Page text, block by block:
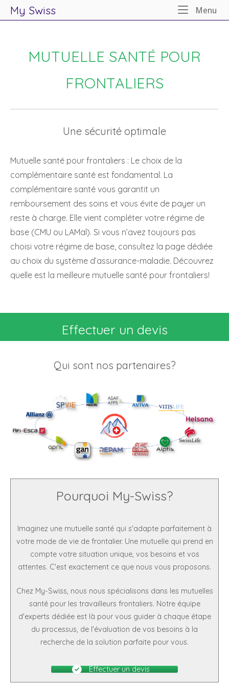
My Swiss Menu
MUTUELLE SANTÉ POUR
FRONTALIERS
Une sécurité optimale
Mutuelle santé pour frontaliers : Le choix de la
complémentaire santé est fondamental. La
complémentaire santé vous garantit un
remboursement des soins et vous évite de payer un
reste à charge. Elle vient compléter votre régime de
base (CMU ou LAMal). Si vous n’avez toujours pas
choisi votre régime de base, consultez la page dédiée
au choix du système d’assurance-maladie. Découvrez
quelle est la meilleure mutuelle santé pour frontaliers!
Effectuer un devis
Qui sont nos partenaires?
Pourquoi My-Swiss?
Imaginez une mutuelle santé qui s'adapte parfaitement à
votre mode de vie de frontalier. Une mutuelle qui prend en
compte votre situation unique, vos besoins et vos
attentes. C'est exactement ce que nous vous proposons.
Chez My-Swiss, nous nous spécialisons dans les mutuelles
santé pour les travailleurs frontaliers. Notre équipe
d'experts dédiée est là pour vous guider à chaque étape
du processus, de l'évaluation de vos besoins à la
recherche de la solution parfaite pour vous.
Effectuer un devis